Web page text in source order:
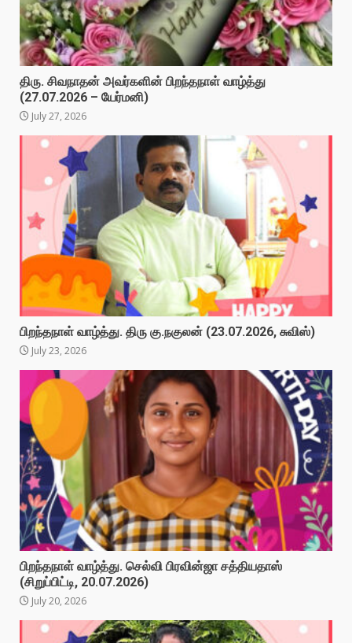
திரு. சிவநாதன் அவர்களின் பிறந்தநாள் வாழ்த்து
(27.07.2026 – யேர்மனி)
July 27, 2026
பிறந்தநாள் வாழ்த்து. திரு கு.நகுலன் (23.07.2026, சுவிஸ்)
July 23, 2026
பிறந்தநாள் வாழ்த்து. செல்வி பிரவின்ஜா சத்தியதாஸ்
(சிறுப்பிட்டி, 20.07.2026)
July 20, 2026